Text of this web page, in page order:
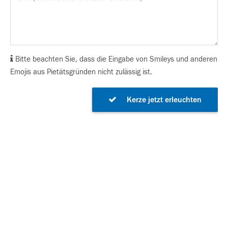
Bitte beachten Sie, dass die Eingabe von Smileys und anderen
Emojis aus Pietätsgründen nicht zulässig ist.
Kerze jetzt erleuchten